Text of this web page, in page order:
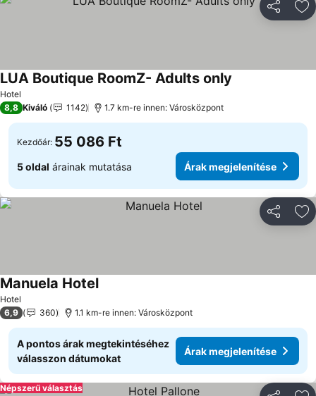
Hotel
LUA Boutique RoomZ- Adults only
8,8 Kiváló 1142 1.7 km-re innen: Városközpont
Kezdőár: 55 086 Ft
5 oldal árainak mutatása Árak megjelenítése
Hotel
Manuela HotelÁrak megjelenítése
6,9 360 1.1 km-re innen: Városközpont
A pontos árak megtekintéséhez
válasszon dátumokat
Árak megjelenítése
Népszerű választás